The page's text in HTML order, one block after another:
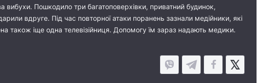
Пошкодило три багатоповерхівки, приватний будинок,
вдруге. Під час повторної атаки поранень зазнали медійники, які
також іще одна телевізійниця. Допомогу їм зараз надають медики.